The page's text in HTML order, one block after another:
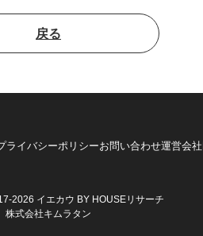
戻る
ライバシーポリシーお問い合わせ運営会社
2026 イエカウ BY HOUSEリサーチ
株式会社キムラタン